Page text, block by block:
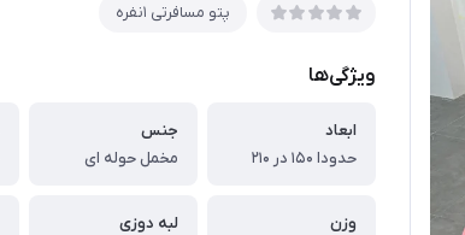
پتو مسافرتی ۱نفره
ویژگی‌ها
ابعاد
حدودا ۱۵۰ در ۲۱۰
جنس
مخمل حوله ای
وزن
لبه دوزی